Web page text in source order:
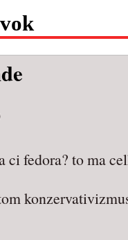
ci fedora? to ma